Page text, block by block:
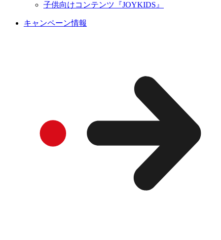
子供向けコンテンツ『JOYKIDS』
キャンペーン情報